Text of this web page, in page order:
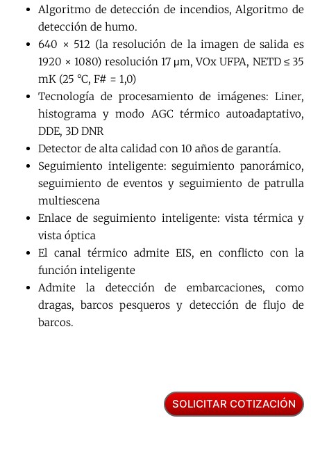
Algoritmo de detección de incendios, Algoritmo de
detección de humo.
640 × 512 (la resolución de la imagen de salida es
1920 × 1080) resolución 17 μm, VOx UFPA, NETD ≤ 35
mK (25 °C, F# = 1,0)
Tecnología de procesamiento de imágenes: Liner,
histograma y modo AGC térmico autoadaptativo,
DDE, 3D DNR
Detector de alta calidad con 10 años de garantía.
Seguimiento inteligente: seguimiento panorámico,
seguimiento de eventos y seguimiento de patrulla
multiescena
Enlace de seguimiento inteligente: vista térmica y
vista óptica
El canal térmico admite EIS, en conflicto con la
función inteligente
Admite la detección de embarcaciones, como
dragas, barcos pesqueros y detección de flujo de
barcos.
SOLICITAR COTIZACIÓN